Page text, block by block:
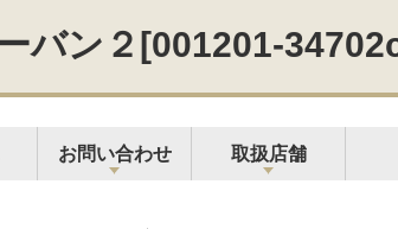
バン２[001201-
お問い合わせ 取扱店舗